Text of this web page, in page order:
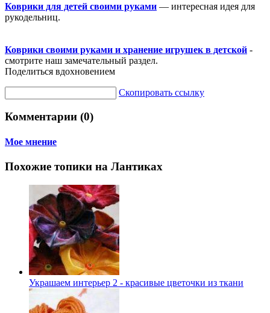
Коврики для детей своими руками — интересная идея для
рукодельниц.
Коврики своими руками и хранение игрушек в детской -
смотрите наш замечательный раздел.
Поделиться вдохновением
Скопировать ссылку
Комментарии (0)
Мое мнение
Похожие топики на Лантиках
Украшаем интерьер 2 - красивые цветочки из ткани